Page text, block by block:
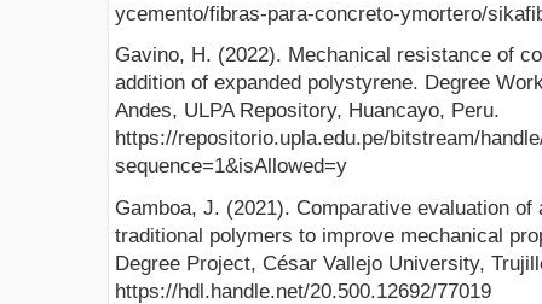
ycemento/fibras-para-concreto-ymortero/
Gavino, H. (2022). Mechanical resistance of
addition of expanded polystyrene. Degree
Andes, ULPA Repository, Huancayo, Peru.
https://repositorio.upla.edu.pe/bitstream/
sequence=1&isAllowed=y
Gamboa, J. (2021). Comparative evaluation
traditional polymers to improve mechanical
Degree Project, César Vallejo University,
https://hdl.handle.net/20.500.12692/77019